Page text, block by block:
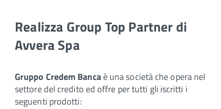
Realizza Group Top Partner di
Avvera Spa
Gruppo Credem Bancaè una società che opera nel
settore del credito ed offre per tutti gli iscritti i
seguenti prodotti: